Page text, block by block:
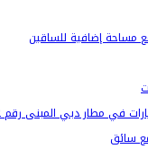
مساحة إضافية للساقين
في مطار دبي المبنى رقم 2
سائق